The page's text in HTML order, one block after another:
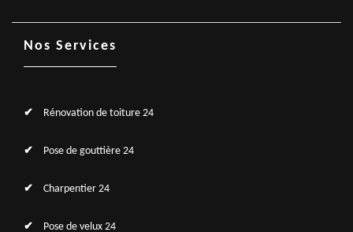
Nos Services
Rénovation de toiture 24
Pose de gouttière 24
Charpentier 24
Pose de velux 24